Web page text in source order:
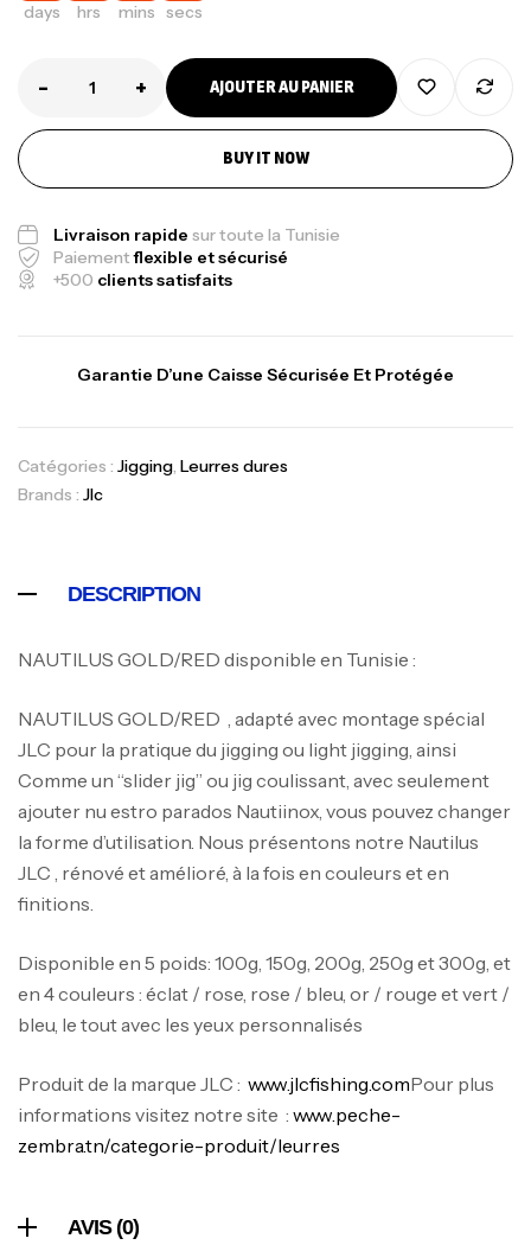
days hrs mins secs
- + AJOUTER AU PANIER
BUY IT NOW
Livraison rapide sur toute la Tunisie
Paiementflexible et sécurisé
+500 clients satisfaits
Garantie D’une Caisse Sécurisée Et Protégée
Catégories : Jigging, Leurres dures
Brands : Jlc
DESCRIPTION
NAUTILUS GOLD/RED disponible en Tunisie :
NAUTILUS GOLD/RED , adapté avec montage spécial
JLC pour la pratique du jigging ou light jigging, ainsi
Comme un “slider jig” ou jig coulissant, avec seulement
ajouter nu estro parados Nautiinox, vous pouvez changer
la forme d’utilisation. Nous présentons notre Nautilus
JLC , rénové et amélioré, à la fois en couleurs et en
finitions.
Disponible en 5 poids: 100g, 150g, 200g, 250g et 300g, et
en 4 couleurs : éclat / rose, rose / bleu, or / rouge et vert /
bleu, le tout avec les yeux personnalisés
Produit de la marque JLC : www.jlcfishing.comPour plus
informations visitez notre site : www.peche-
zembra.tn/categorie-produit/leurres
AVIS (0)
Canne Jigging Sunset Massive Attack
1.83m 120/250gr 30kg
Cannes,Jigging
Foureau Kalli Kunnan Funda 1.70m
Expanded
د.ت420,000
د.ت378,000